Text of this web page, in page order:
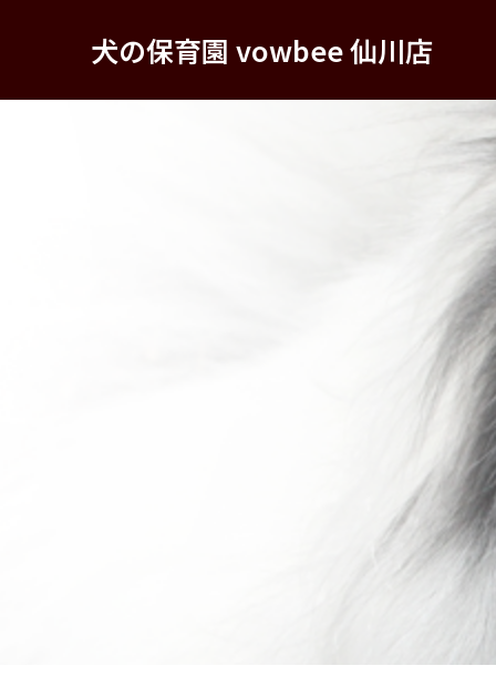
犬の保育園 vowbee 仙川店